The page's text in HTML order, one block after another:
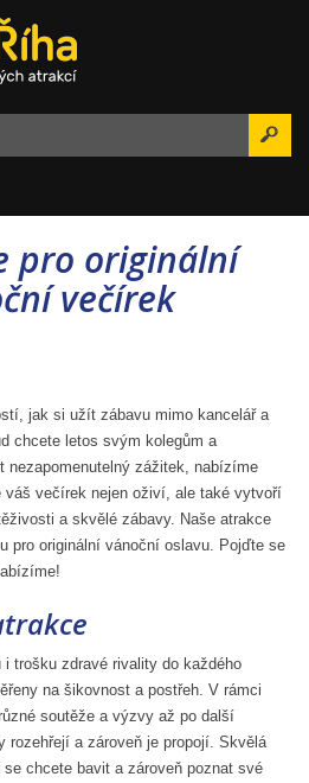
pro originální
večírek
jak si užít zábavu mimo kancelář a
chcete letos svým kolegům a
nezapomenutelný zážitek, nabízíme
váš večírek nejen oživí, ale také vytvoří
a skvělé zábavy. Naše atrakce
pro originální vánoční oslavu. Pojďte se
trošku zdravé rivality do každého
na šikovnost a postřeh. V rámci
soutěže a výzvy až po další
rozehřejí a zároveň je propojí. Skvělá
chcete bavit a zároveň poznat své